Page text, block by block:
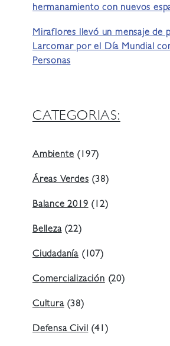
hermanamiento con nuevos
Miraflores llevó un mensaje de
Larcomar por el Día Mundial
Personas
CATEGORIAS:
Ambiente(197)
Áreas Verdes(38)
Balance 2019(12)
Belleza(22)
Ciudadanía (107)
Comercialización(20)
Cultura(38)
Defensa Civil(41)